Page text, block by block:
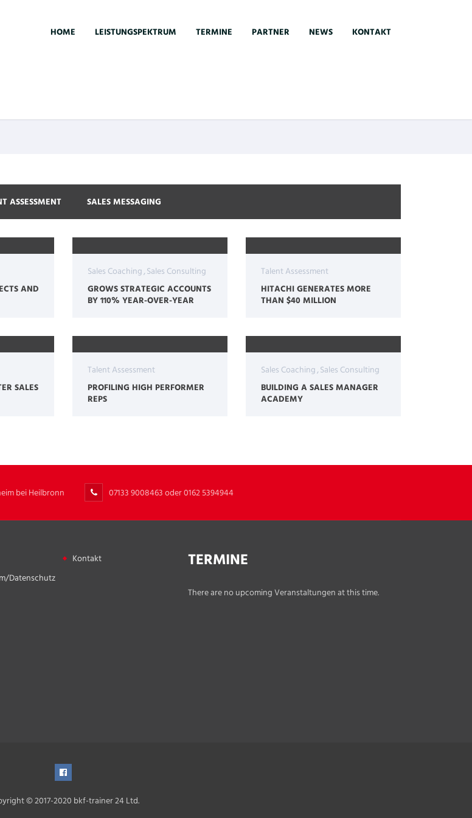
HOME LEISTUNGSPEKTRUM TERMINE PARTNER NEWS KONTAKT
ASSESSMENT SALES MESSAGING
AND
Sales Coaching Sales Consulting
GROWS STRATEGIC ACCOUNTS
BY 110% YEAR-OVER-YEAR
Talent Assessment
HITACHI GENERATES MORE
THAN $40 MILLION
SALES
Talent Assessment
PROFILING HIGH PERFORMER
REPS
Sales Coaching Sales Consulting
BUILDING A SALES MANAGER
ACADEMY
bei Heilbronn 07133 9008463 oder 0162 5394944
Kontakt
Datenschutz
TERMINE
There are no upcoming Veranstaltungen at this time.
© 2017-2020 bkf-trainer 24 Ltd.